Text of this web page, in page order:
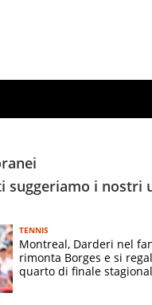
suggeriamo i nostri
TENNIS
Montreal, Darderi nel
rimonta Borges e si
quarto di finale